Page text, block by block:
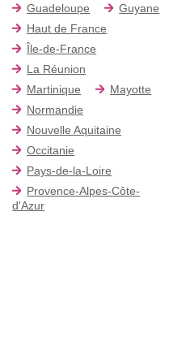
Guadeloupe
Guyane
Haut de France
Île-de-France
La Réunion
Martinique
Mayotte
Normandie
Nouvelle Aquitaine
Occitanie
Pays-de-la-Loire
Provence-Alpes-Côte-
d'Azur